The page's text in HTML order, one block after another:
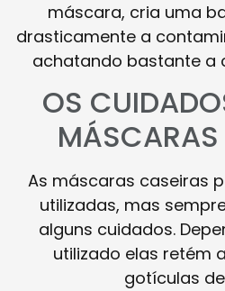
máscara, cria uma
drasticamente a
achatando bastante a
OS
As máscaras caseiras
utilizadas, mas
alguns cuidados.
utilizado elas retém
gotículas